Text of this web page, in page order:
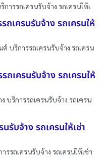
ารรถเครนรับจ้าง รถเครนให้เ
ถเครนรับจ้าง รถเครนให้
บริการรถเครนรับจ้าง รถเครน
ถเครนรับจ้าง รถเครนให้
บริการรถเครนรับจ้าง รถเครน
รับจ้าง รถเครนให้เช่า
รรถเครนรับจ้าง รถเครนให้เช่า